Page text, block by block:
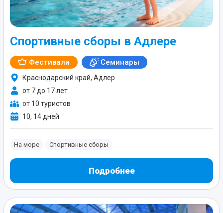
Спортивные сборы в Адлере
Фестивали Семинары
Краснодарский край, Адлер
от 7 до 17 лет
от 10 туристов
10, 14 дней
На море Спортивные сборы
Подробнее